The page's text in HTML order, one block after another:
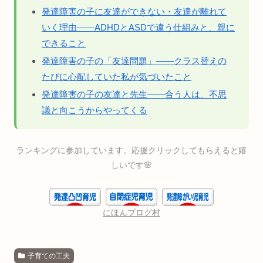
発達障害の子に友達ができない・友達が離れて
いく理由——ADHDとASDで違う仕組みと、親に
できること
発達障害の子の「友達問題」——クラス替えの
たびに心配していた私が気づいたこと
発達障害の子の友達と先生——合う人は、不思
議と向こうからやってくる
ランキングに参加しています。応援クリックしてもらえると嬉
しいです🌸
にほんブログ村
子育ての工夫